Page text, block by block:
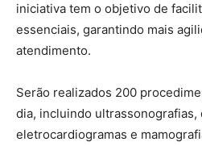
iniciativa tem o objetivo de
essenciais, garantindo mais
atendimento.
Serão realizados 200
dia, incluindo
eletrocardiogramas e